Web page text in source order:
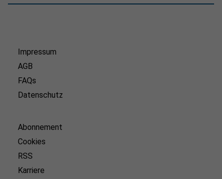
Impressum
AGB
FAQs
Datenschutz
Abonnement
Cookies
RSS
Karriere